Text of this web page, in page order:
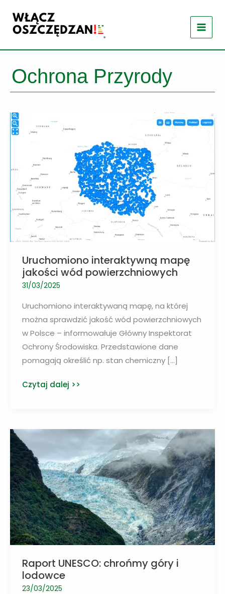
treści
Ochrona Przyrody
Uruchomiono interaktywną mapę
jakości wód powierzchniowych
31/03/2025
Uruchomiono interaktywaną mapę, na której
można sprawdzić jakość wód powierzchniowych
w Polsce – informowałuje Główny Inspektorat
Ochrony Środowiska. Przedstawione dane
pomagają określić np. stan chemiczny […]
Uruchomiono
wód
powierzchniowych
Czytaj dalej >>
Raport UNESCO: chrońmy góry i
lodowce
23/03/2025